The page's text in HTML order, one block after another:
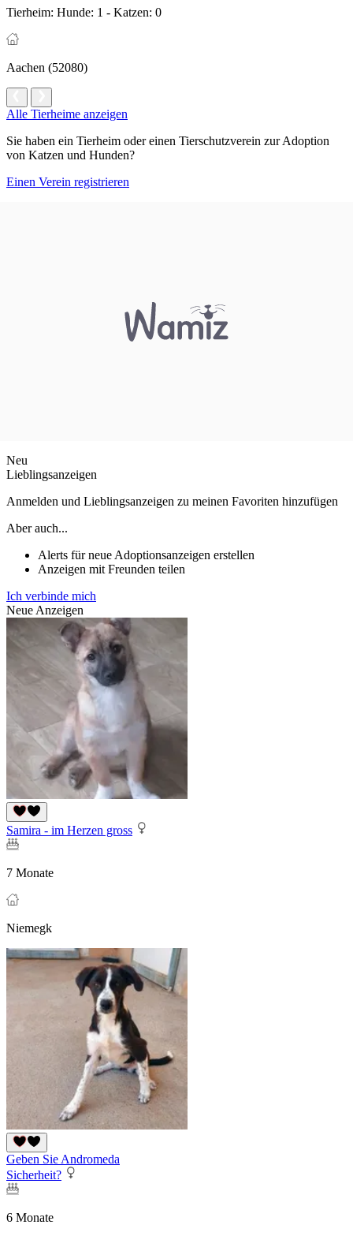
Tierheim: Hunde: 1 - Katzen: 0
Aachen (52080)
Alle Tierheime anzeigen
Sie haben ein Tierheim oder einen Tierschutzverein zur Adoption
von Katzen und Hunden?
Einen Verein registrieren
Neu
Lieblingsanzeigen
Anmelden und Lieblingsanzeigen zu meinen Favoriten hinzufügen
Aber auch...
Alerts für neue Adoptionsanzeigen erstellen
Anzeigen mit Freunden teilen
Ich verbinde mich
Neue Anzeigen
Samira - im Herzen gross
7 Monate
Niemegk
Geben Sie Andromeda
Sicherheit?
6 Monate